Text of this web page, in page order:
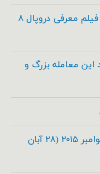
اسلاید معرفی دروپال ۸ و فیلم معرفی دروپال ۸
مورد این معامله بزرگ و
دروپال ۸.۰.۰ در تاریخ ۱۹ نوامبر ۲۰۱۵ (۲۸ آبان